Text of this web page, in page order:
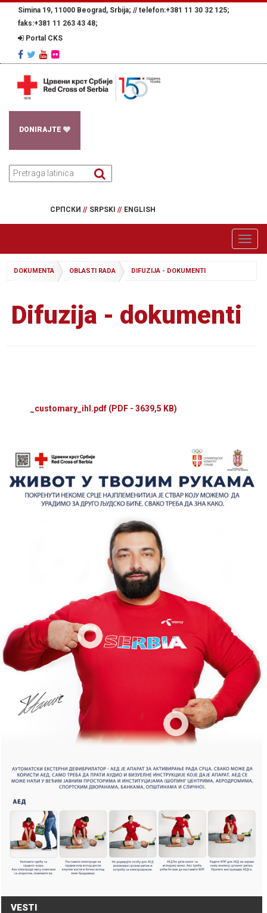
Simina 19, 11000 Beograd, Srbija; // telefon:+381 11 30 32 125;
faks:+381 11 263 43 48;
Portal CKS
DONIRAJTE
СРПСКИ // SRPSKI // ENGLISH
DOKUMENTA OBLASTI RADA DIFUZIJA - DOKUMENTI
Difuzija - dokumenti
_customary_ihl.pdf (PDF - 3639,5 KB)
VESTI